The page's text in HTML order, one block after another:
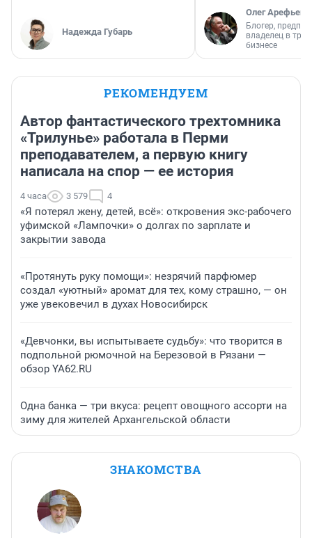
Надежда Губарь
Олег Арефьев
Блогер,
владелец в
бизнесе
РЕКОМЕНДУЕМ
Автор фантастического трехтомника
«Трилунье» работала в Перми
преподавателем, а первую книгу
написала на спор — ее история
4 часа 3 579 4
«Я потерял жену, детей, всё»: откровения экс-рабочего
уфимской «Лампочки» о долгах по зарплате и
закрытии завода
«Протянуть руку помощи»: незрячий парфюмер
создал «уютный» аромат для тех, кому страшно, — он
уже увековечил в духах Новосибирск
«Девчонки, вы испытываете судьбу»: что творится в
подпольной рюмочной на Березовой в Рязани —
обзор YA62.RU
Одна банка — три вкуса: рецепт овощного ассорти на
зиму для жителей Архангельской области
ЗНАКОМСТВА